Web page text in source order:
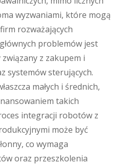
wyzwaniami, które mogą
rozważających
problemów jest
z zakupem i
systemów sterujących.
małych i średnich,
takich
integracji robotów z
może być
co wymaga
oraz przeszkolenia